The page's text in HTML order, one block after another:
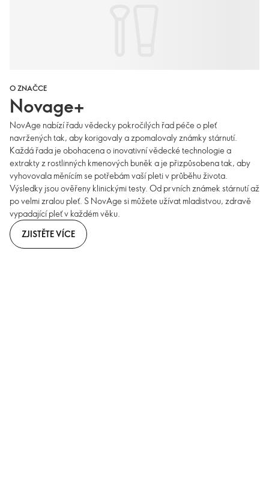
O ZNAČCE
Novage+
NovAge nabízí řadu vědecky pokročilých řad péče o pleť
navržených tak, aby korigovaly a zpomalovaly známky stárnutí.
Každá řada je obohacena o inovativní vědecké technologie a
extrakty z rostlinných kmenových buněk a je přizpůsobena tak, aby
vyhovovala měnícím se potřebám vaší pleti v průběhu života.
Výsledky jsou ověřeny klinickými testy. Od prvních známek stárnutí až
po velmi zralou pleť. S NovAge si můžete užívat mladistvou, zdravě
vypadající pleť v každém věku.
ZJISTĚTE VÍCE